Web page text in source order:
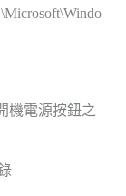
機電源按鈕之